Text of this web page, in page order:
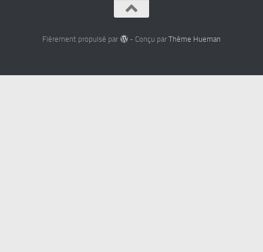
Fièrement propulsé par - Conçu par Thème Hueman